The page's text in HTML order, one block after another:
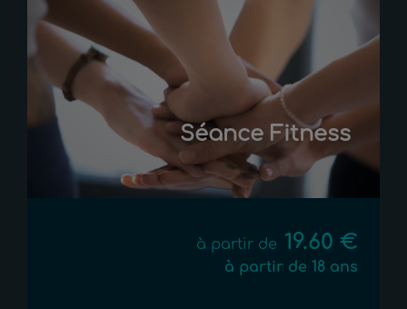
Séance Fitness
à partir de 19.60 €
à partir de 18 ans